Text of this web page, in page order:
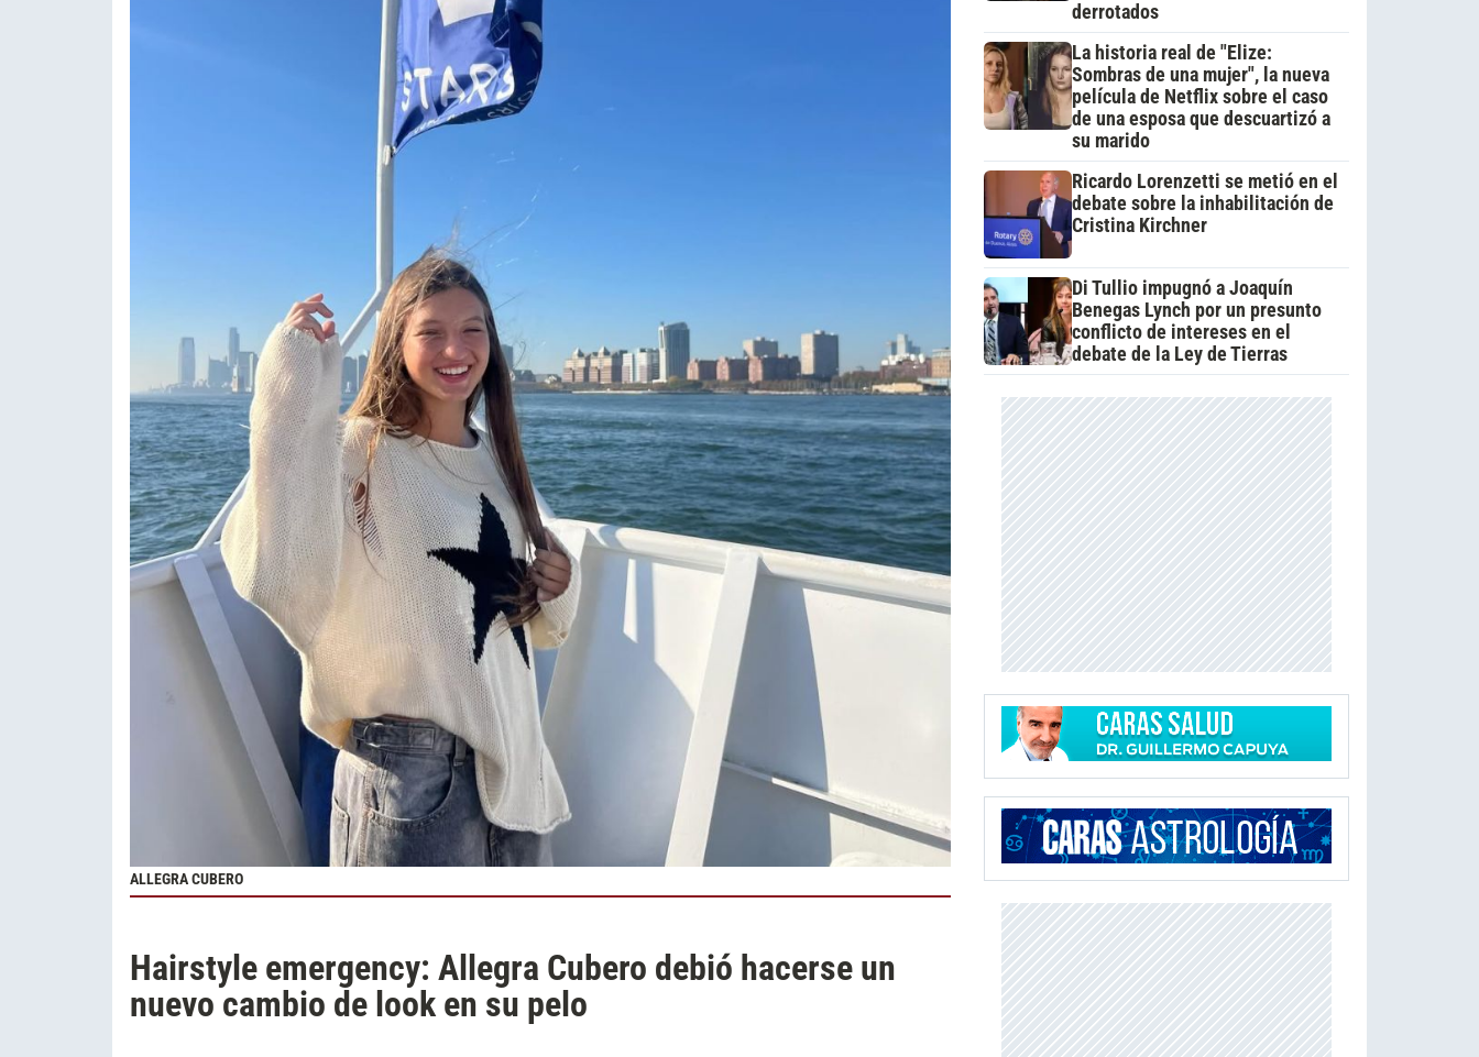
ALLEGRA CUBERO
Hairstyle emergency: Allegra Cubero debió hacerse un
nuevo cambio de look en su pelo
derrotados
La historia real de "Elize:
Sombras de una mujer", la nueva
película de Netflix sobre el caso
de una esposa que descuartizó a
su marido
Ricardo Lorenzetti se metió en el
debate sobre la inhabilitación de
Cristina Kirchner
Di Tullio impugnó a Joaquín
Benegas Lynch por un presunto
conflicto de intereses en el
debate de la Ley de Tierras